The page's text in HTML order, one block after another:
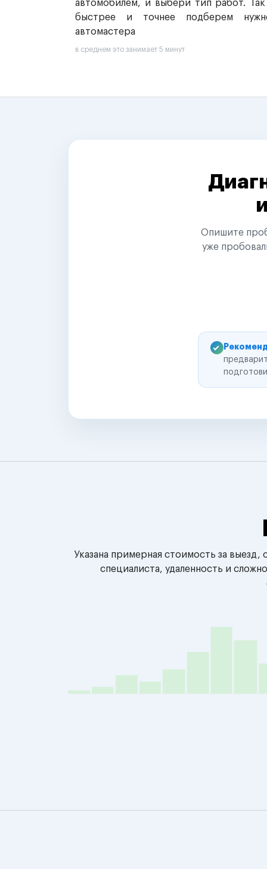
автомобилем, и выбери тип работ.
быстрее и точнее подберем
автомастера
в среднем это занимает 5 минут
Опишите
уже
Указана примерная стоимость за
специалиста, удаленность и